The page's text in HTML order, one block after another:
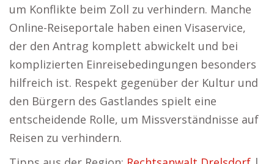
um Konflikte beim Zoll zu verhindern. Manche
Online-Reiseportale haben einen Visaservice,
der den Antrag komplett abwickelt und bei
komplizierten Einreisebedingungen besonders
hilfreich ist. Respekt gegenüber der Kultur und
den Bürgern des Gastlandes spielt eine
entscheidende Rolle, um Missverständnisse auf
Reisen zu verhindern.